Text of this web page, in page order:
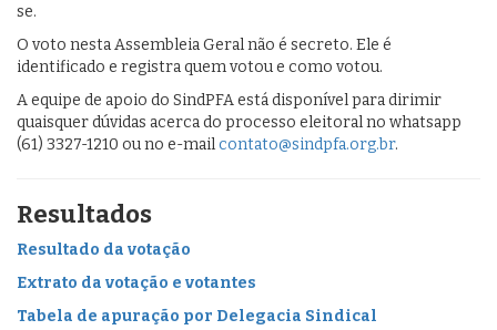
se.
O voto nesta Assembleia Geral não é secreto. Ele é
identificado e registra quem votou e como votou.
A equipe de apoio do SindPFA está disponível para dirimir
quaisquer dúvidas acerca do processo eleitoral no whatsapp
(61) 3327-1210 ou no e-mailcontato@sindpfa.org.br.
Resultados
Resultado da votação
Extrato da votação e votantes
Tabela de apuração por Delegacia Sindical